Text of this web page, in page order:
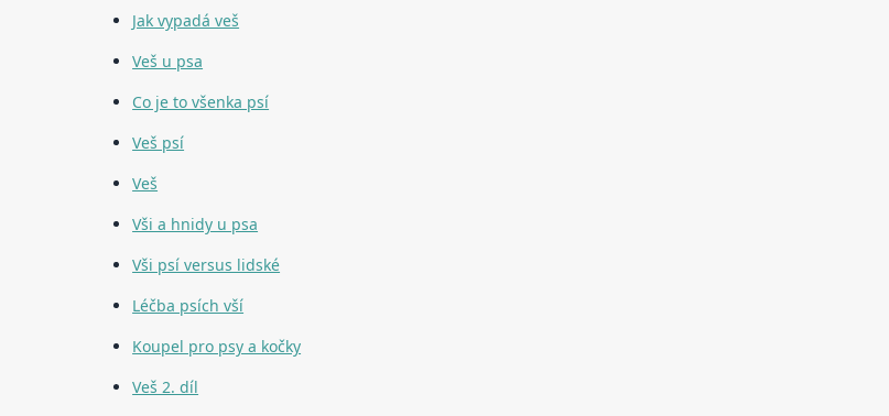
Jak vypadá veš
Veš u psa
Co je to všenka psí
Veš psí
Veš
Vši a hnidy u psa
Vši psí versus lidské
Léčba psích vší
Koupel pro psy a kočky
Veš 2. díl